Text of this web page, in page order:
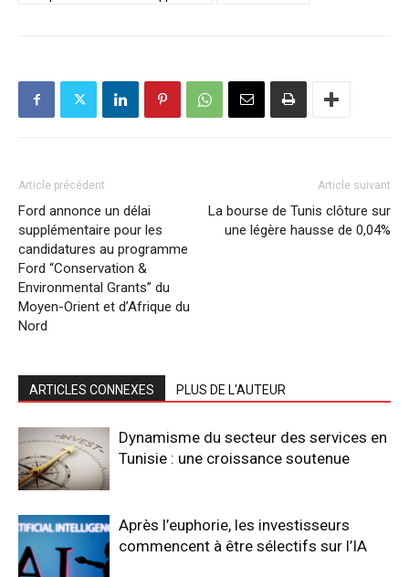
Article précédent
Ford annonce un délai
supplémentaire pour les
candidatures au programme
Ford “Conservation &
Environmental Grants” du
Moyen-Orient et d’Afrique du
Nord
Article suivant
La bourse de Tunis clôture sur
une légère hausse de 0,04%
ARTICLES CONNEXES PLUS DE L'AUTEUR
Dynamisme du secteur des services en
Tunisie : une croissance soutenue
Après l’euphorie, les investisseurs
commencent à être sélectifs sur l’IA